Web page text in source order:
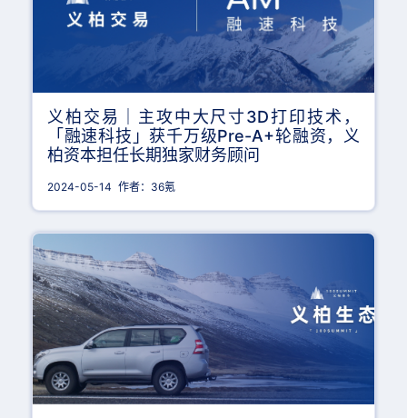
义柏交易｜主攻中大尺寸3D打印技术，
「融速科技」获千万级Pre-A+轮融资，义
柏资本担任长期独家财务顾问
2024-05-14 作者：36氪